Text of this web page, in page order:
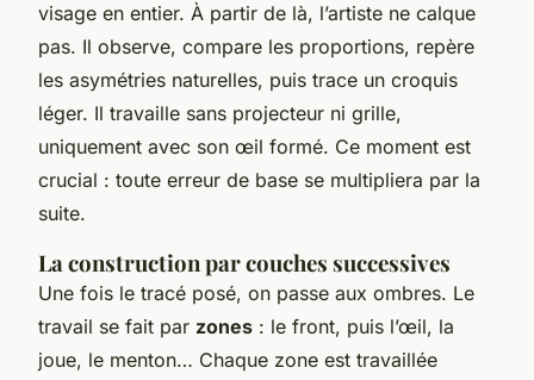
visage en entier. À partir de là, l’artiste ne calque
pas. Il observe, compare les proportions, repère
les asymétries naturelles, puis trace un croquis
léger. Il travaille sans projecteur ni grille,
uniquement avec son œil formé. Ce moment est
crucial : toute erreur de base se multipliera par la
suite.
La construction par couches successives
Une fois le tracé posé, on passe aux ombres. Le
travail se fait par zones : le front, puis l’œil, la
joue, le menton… Chaque zone est travaillée